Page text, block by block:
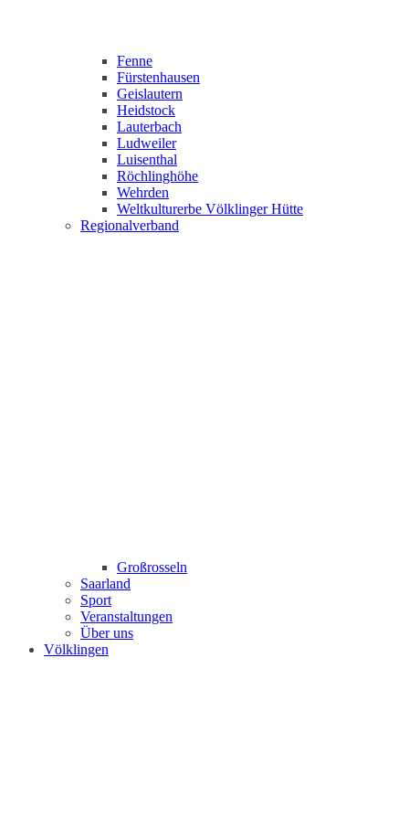
Fenne
Fürstenhausen
Geislautern
Heidstock
Lauterbach
Ludweiler
Luisenthal
Röchlinghöhe
Wehrden
Weltkulturerbe Völklinger Hütte
Regionalverband
Großrosseln
Saarland
Sport
Veranstaltungen
Über uns
Völklingen